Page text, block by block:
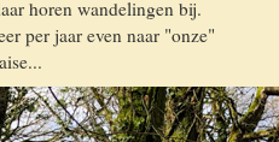
horen wandelingen bij.
per jaar even naar "onze"